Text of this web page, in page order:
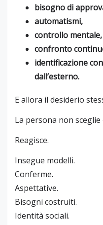
bisogno di
automatismi,
controllo mentale,
confronto
identificazione
dall’esterno.
E allora il desiderio
La persona non sceglie
Reagisce.
Insegue modelli.
Conferme.
Aspettative.
Bisogni costruiti.
Identità sociali.